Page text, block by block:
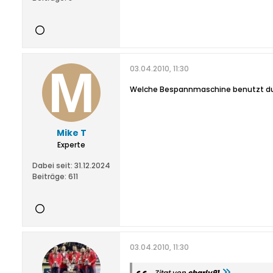
Mike T
Experte
Dabei seit: 31.12.2024
Beiträge: 611
03.04.2010, 11:30
Welche Bespannmaschine benutzt
03.04.2010, 11:30